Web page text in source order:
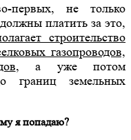
первых, не только
платить за это,
строительство
газопроводов,
, а уже потом
границ земельных
я попадаю?